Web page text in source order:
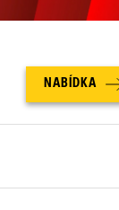
NABÍDKA